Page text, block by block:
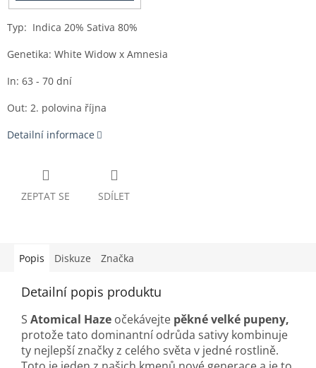
Typ: Indica 20% Sativa 80%
Genetika: White Widow x Amnesia
In: 63 - 70 dní
Out: 2. polovina října
Detailní informace
ZEPTAT SE SDÍLET
Popis Diskuze Značka
Detailní popis produktu
S Atomical Haze očekávejte pěkné velké pupeny,
protože tato dominantní odrůda sativy kombinuje
ty nejlepší značky z celého světa v jedné rostlině.